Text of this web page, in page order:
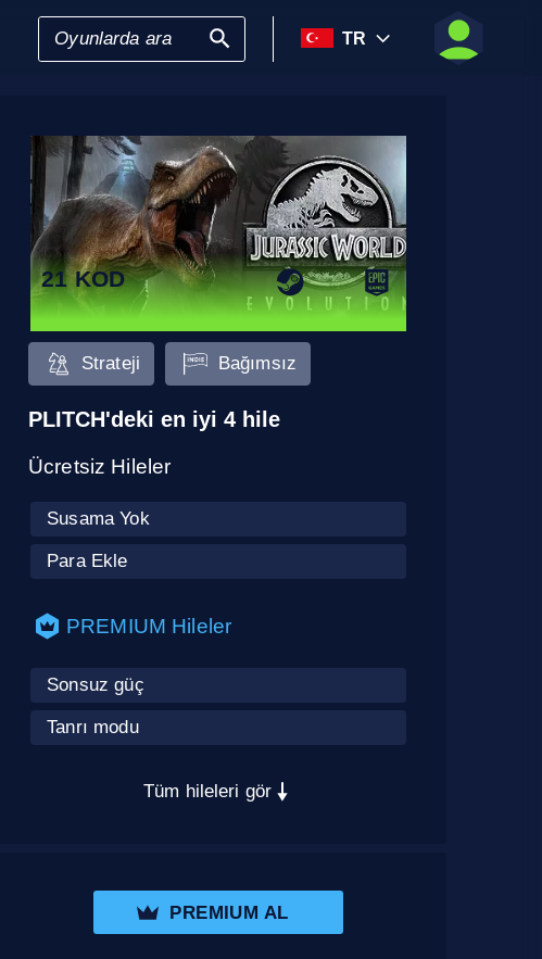
TR
21 KOD
Strateji Bağımsız
PLITCH'deki en iyi 4 hile
Ücretsiz Hileler
Susama Yok
Para Ekle
PREMIUM Hileler
Sonsuz güç
Tanrı modu
Tüm hileleri gör
PREMIUM AL